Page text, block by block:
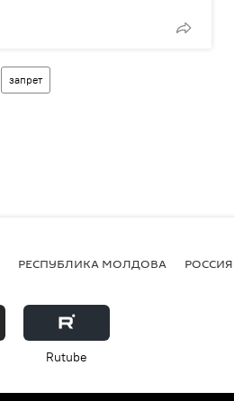
запрет
РЕСПУБЛИКА МОЛДОВА РОССИЯ
Rutube